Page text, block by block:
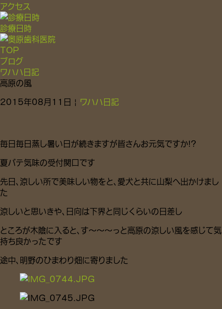
アクセス
診療日時
TOP
ブログ
ワハハ日記
高原の風
2015年08月11日 | ワハハ日記
毎日毎日蒸し暑い日が続きますが皆さんお元気ですか!?
夏バテ気味の受付関口です
先日、涼しい所で美味しい物をと、愛犬と共に山梨へ出かけまし
た
涼しいと思いきや、日向は下界と同じくらいの日差し
ところが木陰に入ると、す～～～っと高原の涼しい風を感じて気
持ち良かったです
途中、明野のひまわり畑に寄りました